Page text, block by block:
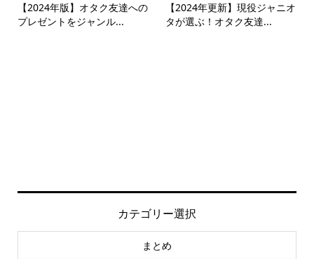
【2024年版】オタク友達への
プレゼントをジャンル...
【2024年更新】現役ジャニオ
タが選ぶ！オタク友達...
カテゴリー選択
まとめ